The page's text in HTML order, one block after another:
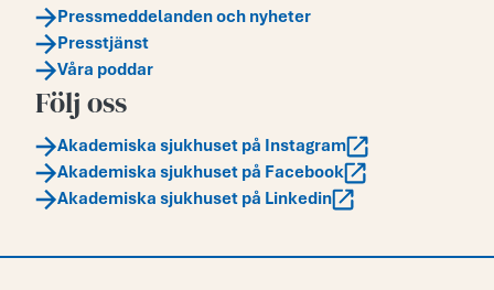
Pressmeddelanden och nyheter
Presstjänst
Våra poddar
Följ oss
Akademiska sjukhuset på Instagram
Akademiska sjukhuset på Facebook
Akademiska sjukhuset på Linkedin